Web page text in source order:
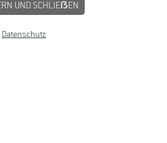
UND SCHLIEẞEN
Datenschutz